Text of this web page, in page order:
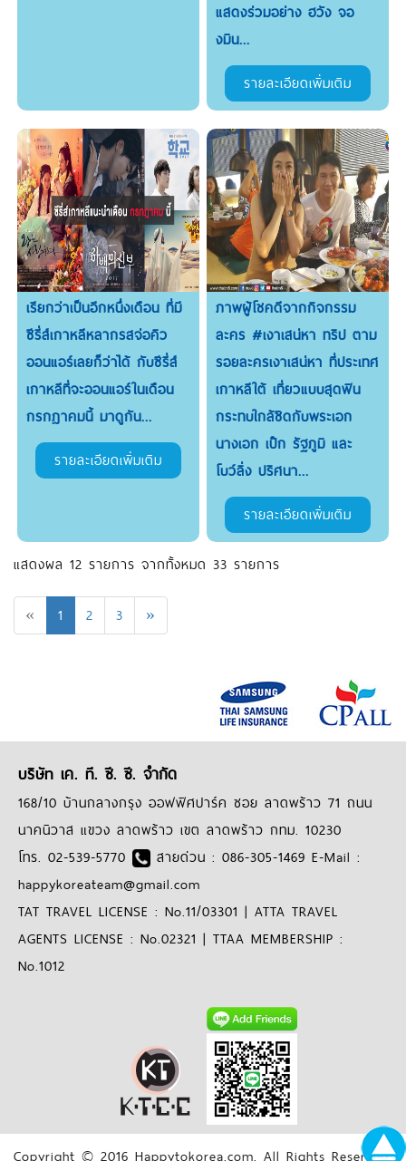
แสดงร่วมอย่าง ฮวัง จอ
งมิน...
รายละเอียดเพิ่มเติม
เรียกว่าเป็นอีกหนึ่งเดือน ที่มี
ซีรี่ส์เกาหลีหลากรสจ่อคิว
ออนแอร์เลยก็ว่าได้ กับซีรี่ส์
เกาหลีที่จะออนแอร์ในเดือน
กรกฎาคมนี้ มาดูกัน...
รายละเอียดเพิ่มเติม
ภาพผู้โชคดีจากกิจกรรม
ละคร #เงาเสน่หา ทริป ตาม
รอยละครเงาเสน่หา ที่ประเทศ
เกาหลีใต้ เที่ยวแบบสุดฟิน
กระทบใกล้ชิดกับพระเอก
นางเอก เป๊ก รัฐภูมิ และ
โบว์ลิ่ง ปริศนา...
รายละเอียดเพิ่มเติม
แสดงผล 12 รายการ จากทั้งหมด 33 รายการ
« 1 (current)
2 3 »
บริษัท เค. ที. ซี. ซี. จำกัด
168/10 บ้านกลางกรุง ออฟฟิศปาร์ค ซอย ลาดพร้าว 71 ถนน
นาคนิวาส แขวง ลาดพร้าว เขต ลาดพร้าว กทม. 10230
โทร. 02-539-5770
สายด่วน : 086-305-1469 E-Mail :
happykoreateam@gmail.com
TAT TRAVEL LICENSE : No.11/03301 | ATTA TRAVEL
AGENTS LICENSE : No.02321 | TTAA MEMBERSHIP :
No.1012
Copyright © 2016 Happytokorea.com. All Rights Reserved.